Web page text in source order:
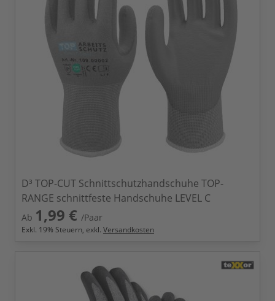
D³ TOP-CUT Schnittschutzhandschuhe TOP-
RANGE schnittfeste Handschuhe LEVEL C
Ab 1,99 € /Paar
Exkl. 19% Steuern, exkl. Versandkosten